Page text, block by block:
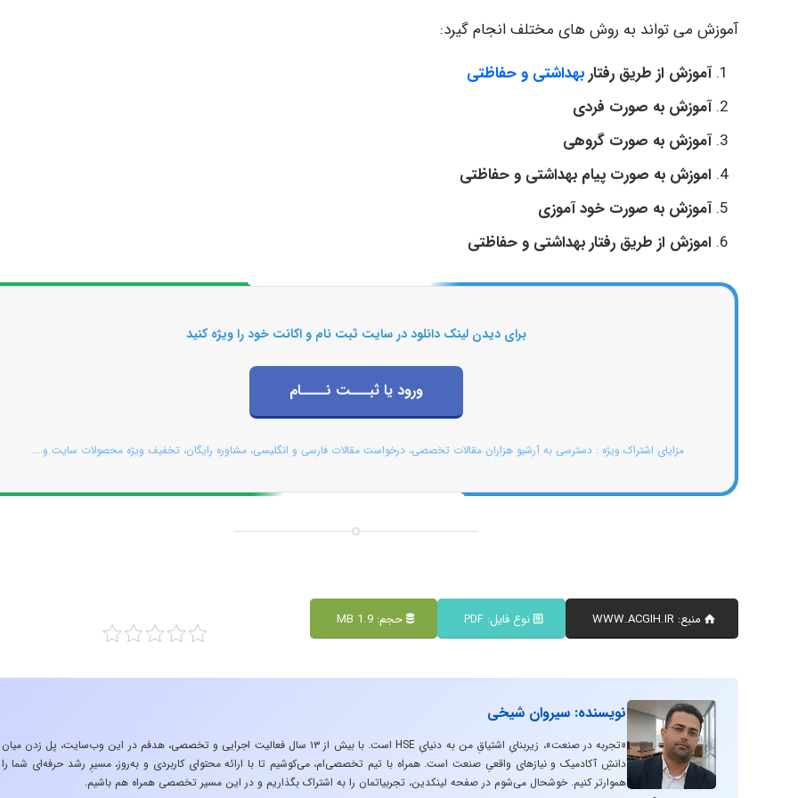
آموزش می تواند به روش های مختلف انجام گیرد:
آموزش از طریق رفتاربهداشتی و حفاظتی
آموزش به صورت فردی
آموزش به صورت گروهی
اموزش به صورت پیام بهداشتی و حفاظتی
آموزش به صورت خود آموزی
اموزش از طریق رفتار بهداشتی و حفاظتی
برای دیدن لینک دانلود در سایت ثبت نام و اکانت خود را ویژه کنید
ورود یا ثبـــت نــــام
مزایای اشتراک ویژه : دسترسی به آرشیو هزاران مقالات تخصصی، درخواست مقالات فارسی و انگلیسی، مشاوره رایگان، تخفیف ویژه محصولات سایت و ...
منبع: WWW.ACGIH.IR نوع فایل: PDF حجم: 1.9 MB
نویسنده: سیروان شیخی
«تجربه در صنعت»، زیربنایِ اشتیاقِ من به دنیایِ HSE است. با بیش از ۱۳ سال فعالیت اجرایی و تخصصی، هدفم در این وب‌سایت، پل زدن میان
دانشِ آکادمیک و نیازهای واقعیِ صنعت است. همراه با تیم تخصصی‌ام، می‌کوشیم تا با ارائه محتوای کاربردی و به‌روز، مسیرِ رشد حرفه‌ای شما را
هموارتر کنیم. خوشحال می‌شوم در صفحه لینکدین، تجربیاتمان را به اشتراک بگذاریم و در این مسیر تخصصی همراه هم باشیم.